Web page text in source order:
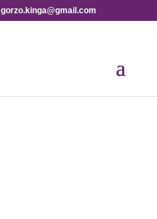
gorzo.kinga@gmail.com